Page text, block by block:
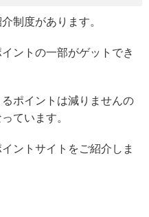
制度があります。
ントの一部がゲットでき
ポイントは減りませんの
ています。
ントサイトをご紹介しま